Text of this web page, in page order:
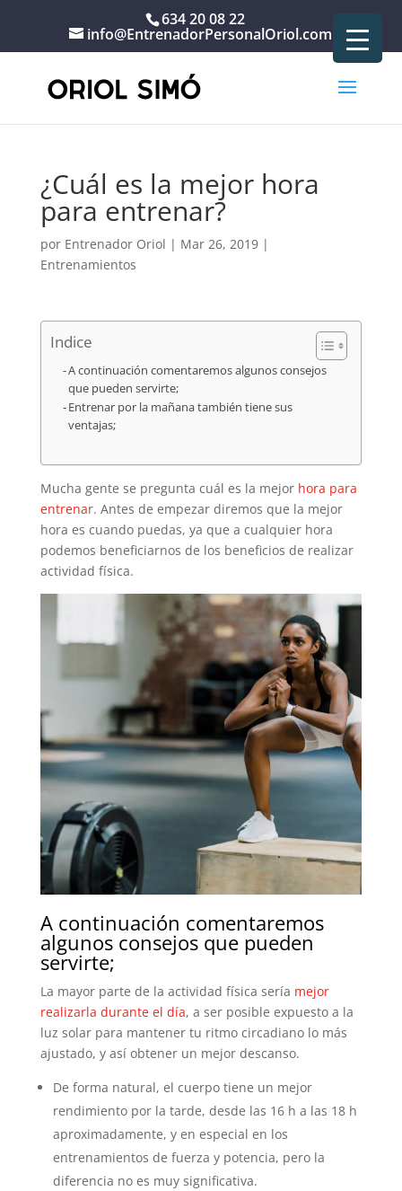
634 20 08 22
info@EntrenadorPersonalOriol.com
»Entrenamientos»¿Cuál es la mejor hora para entrenar?
¿Cuál es la mejor hora
para entrenar?
por Entrenador Oriol | Mar 26, 2019|
Entrenamientos
Indice
A continuación comentaremos algunos consejos
que pueden servirte;
Entrenar por la mañana también tiene sus
ventajas;
Mucha gente se pregunta cuál es la mejor hora para
entrenar. Antes de empezar diremos que la mejor
hora es cuando puedas, ya que a cualquier hora
podemos beneficiarnos de los beneficios de realizar
actividad física.
A continuación comentaremos
algunos consejos que pueden
servirte;
La mayor parte de la actividad física sería mejor
realizarla durante el día, a ser posible expuesto a la
luz solar para mantener tu ritmo circadiano lo más
ajustado, y así obtener un mejor descanso.
De forma natural, el cuerpo tiene un mejor
rendimiento por la tarde, desde las 16 h a las 18 h
aproximadamente, y en especial en los
entrenamientos de fuerza y potencia, pero la
diferencia no es muy significativa.